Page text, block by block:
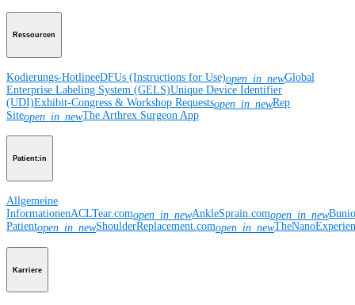
Ressourcen
Kodierungs-HotlineeDFUs (Instructions for Use)open_in_newGlobal
Enterprise Labeling System (GELS)Unique Device Identifier
(UDI)Exhibit-Congress & Workshop Requestsopen_in_newRep
Siteopen_in_newThe Arthrex Surgeon App
Patient:in
Allgemeine
InformationenACLTear.comopen_in_newAnkleSprain.comopen_in_new
Patientopen_in_newShoulderReplacement.comopen_in_new
Karriere